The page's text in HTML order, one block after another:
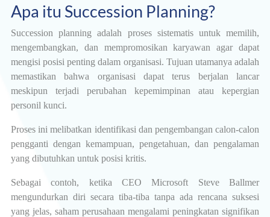
Apa itu Succession Planning?
Succession planning adalah proses sistematis untuk memilih,
mengembangkan, dan mempromosikan karyawan agar dapat
mengisi posisi penting dalam organisasi. Tujuan utamanya adalah
memastikan bahwa organisasi dapat terus berjalan lancar
meskipun terjadi perubahan kepemimpinan atau kepergian
personil kunci.
Proses ini melibatkan identifikasi dan pengembangan calon-calon
pengganti dengan kemampuan, pengetahuan, dan pengalaman
yang dibutuhkan untuk posisi kritis.
Sebagai contoh, ketika CEO Microsoft Steve Ballmer
mengundurkan diri secara tiba-tiba tanpa ada rencana suksesi
yang jelas, saham perusahaan mengalami peningkatan signifikan